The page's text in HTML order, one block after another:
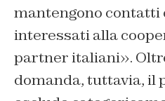
mantengono contatti
interessati alla
partner italiani».
domanda, tuttavia, il